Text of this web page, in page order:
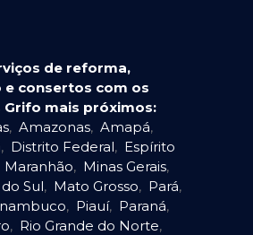
de reforma,
e consertos com os
mais próximos:
, Amazonas, Amapá,
, Distrito Federal, Espírito
Maranhão, Minas Gerais,
Sul, Mato Grosso, Pará,
, Piauí, Paraná,
, Rio Grande do Norte,